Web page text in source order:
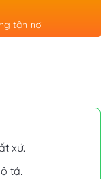
tận nơi
xứ.
tả.